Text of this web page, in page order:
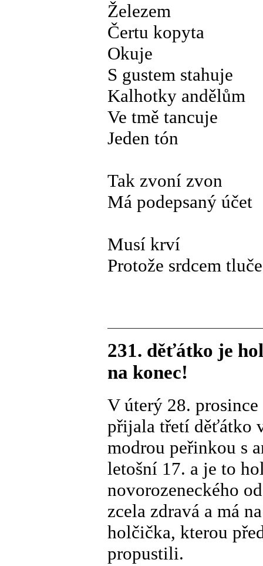
Železem
Čertu kopyta
Okuje
S gustem stahuje
Kalhotky andělům
Ve tmě tancuje
Jeden tón
Tak zvoní zvon
Má podepsaný účet
Musí krví
Protože srdcem tluče
231. děťátko je
na konec!
V úterý 28.
přijala třetí děťátko
modrou peřinkou s
letošní 17. a je to
novorozeneckého
zcela zdravá a má
holčička, kterou
propustili.